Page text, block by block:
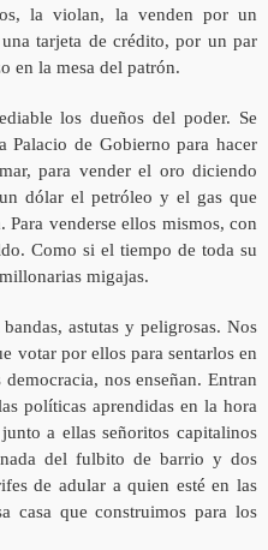
la violan, la venden por un
tarjeta de crédito, por un par
en la mesa del patrón.
los dueños del poder. Se
Palacio de Gobierno para hacer
para vender el oro diciendo
dólar el petróleo y el gas que
Para venderse ellos mismos, con
Como si el tiempo de toda su
migajas.
astutas y peligrosas. Nos
votar por ellos para sentarlos en
nos enseñan. Entran
políticas aprendidas en la hora
a ellas señoritos capitalinos
del fulbito de barrio y dos
de adular a quien esté en las
casa que construimos para los